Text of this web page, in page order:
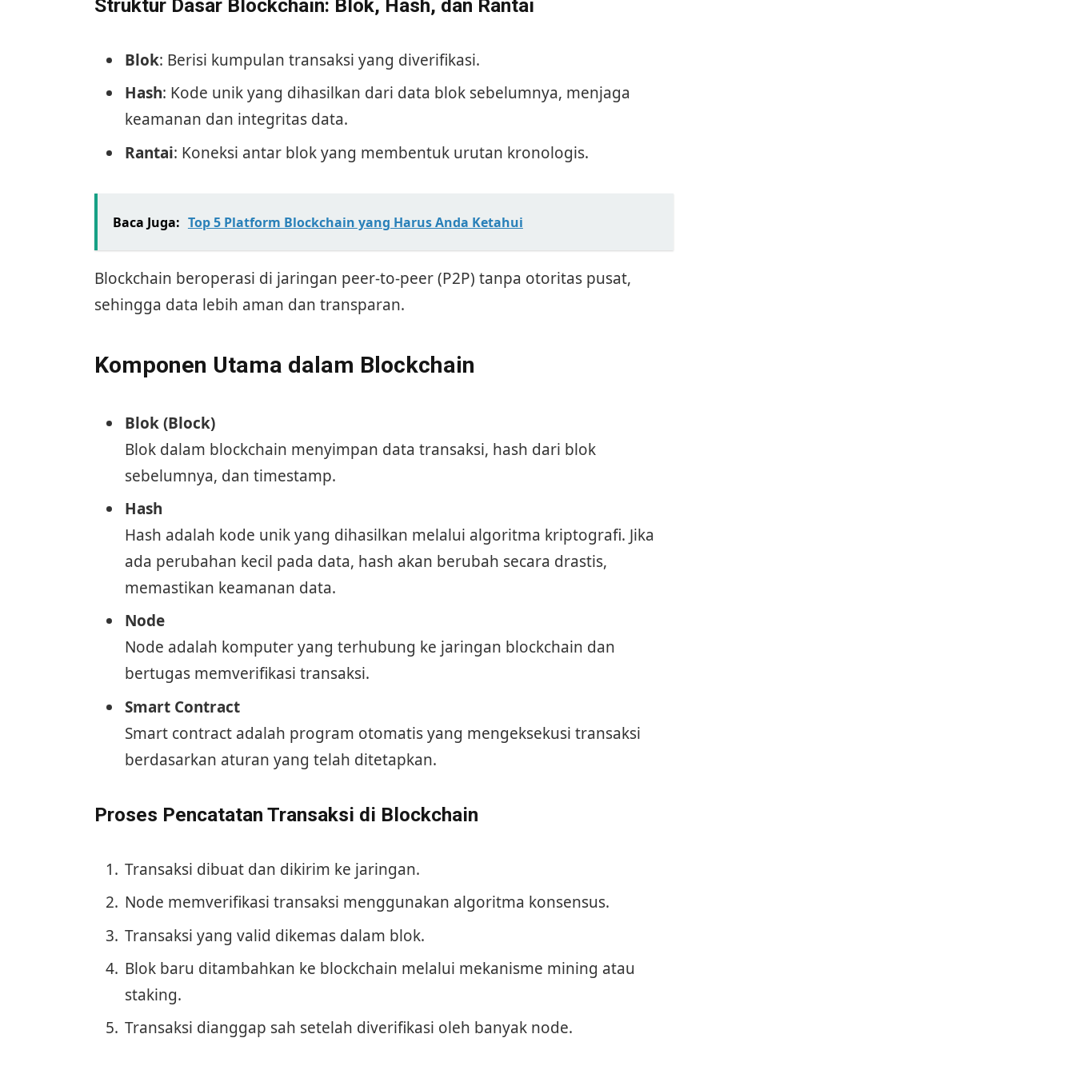
Struktur Dasar Blockchain: Blok, Hash, dan Rantai
Blok: Berisi kumpulan transaksi yang diverifikasi.
Hash: Kode unik yang dihasilkan dari data blok sebelumnya, menjaga
keamanan dan integritas data.
Rantai: Koneksi antar blok yang membentuk urutan kronologis.
Baca Juga: Top 5 Platform Blockchain yang Harus Anda Ketahui
Blockchain beroperasi di jaringan peer-to-peer (P2P) tanpa otoritas pusat,
sehingga data lebih aman dan transparan.
Komponen Utama dalam Blockchain
Blok (Block)
Blok dalam blockchain menyimpan data transaksi, hash dari blok
sebelumnya, dan timestamp.
Hash
Hash adalah kode unik yang dihasilkan melalui algoritma kriptografi. Jika
ada perubahan kecil pada data, hash akan berubah secara drastis,
memastikan keamanan data.
Node
Node adalah komputer yang terhubung ke jaringan blockchain dan
bertugas memverifikasi transaksi.
Smart Contract
Smart contract adalah program otomatis yang mengeksekusi transaksi
berdasarkan aturan yang telah ditetapkan.
Proses Pencatatan Transaksi di Blockchain
Transaksi dibuat dan dikirim ke jaringan.
Node memverifikasi transaksi menggunakan algoritma konsensus.
Transaksi yang valid dikemas dalam blok.
Blok baru ditambahkan ke blockchain melalui mekanisme mining atau
staking.
Transaksi dianggap sah setelah diverifikasi oleh banyak node.